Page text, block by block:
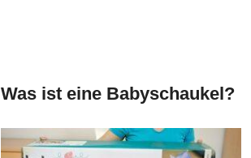
Was ist eine Babyschaukel?